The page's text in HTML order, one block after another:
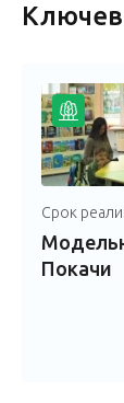
Срок
Покачи